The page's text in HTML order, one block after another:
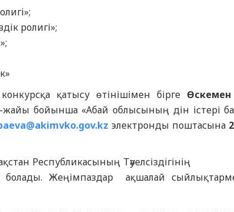
ролигі»;
қатысу өтінішімен бірге
бойынша «Абай облысының дін істері
электронды поштасына
Республикасының
болады. Жеңімпаздар ақшалай